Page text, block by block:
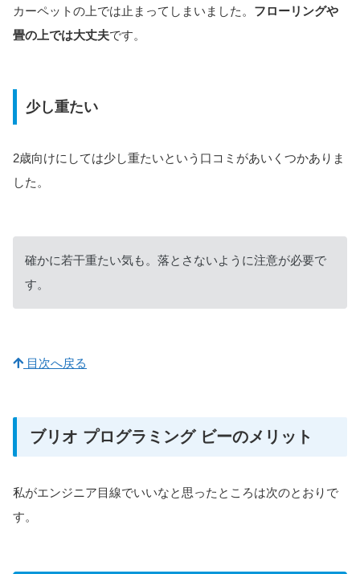
カーペットの上では止まってしまいました。 フローリングや
畳の上では大丈夫です。
少し重たい
2歳向けにしては少し重たいという口コミがあいくつかありま
した。
確かに若干重たい気も。落とさないように注意が必要で
す。
目次へ戻る
ブリオ プログラミング ビーのメリット
私がエンジニア目線でいいなと思ったところは次のとおりで
す。